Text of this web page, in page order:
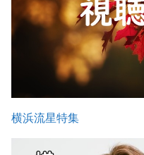
横浜流星特集